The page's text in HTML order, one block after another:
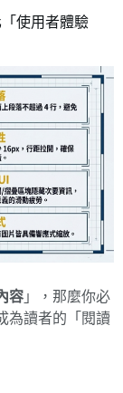
使用者體驗
容 」，那麼你必
為讀者的「閱讀